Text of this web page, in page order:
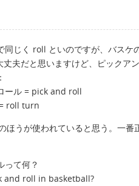
同じく roll といのですが、バスケ
夫だと思いますけど、ピックア
ール = pick and roll
roll turn
うが使われていると思う。一番
って何？
and roll in basketball?